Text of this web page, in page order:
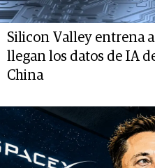
Silicon Valley entrena
llegan los datos de IA
China